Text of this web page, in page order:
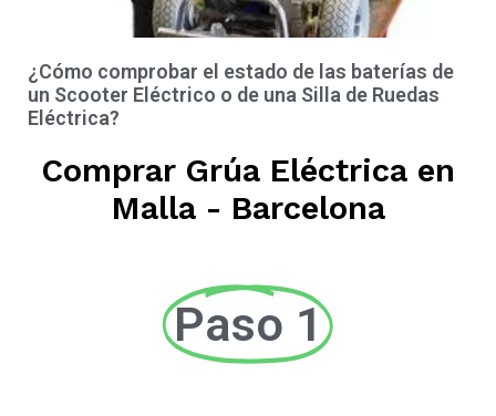
¿Cómo comprobar el estado de las baterías de
un Scooter Eléctrico o de una Silla de Ruedas
Eléctrica?
Comprar Grúa Eléctrica en
Malla - Barcelona
Paso 1